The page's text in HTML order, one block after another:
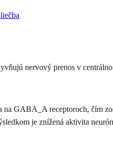
nervový prenos v
na GABA_A receptoroch,
je znížená aktivita